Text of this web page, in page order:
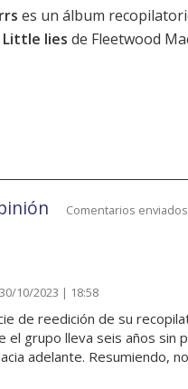
es un álbum
Little lies de Fleetwood
Comentarios
30/10/2023 | 18:58
de reedición de su
el grupo lleva seis años sin
adelante. Resumiendo,